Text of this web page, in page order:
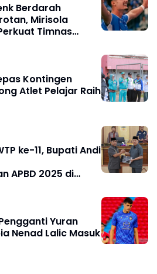
Berdarah
Mirisola
Timnas
Kontingen
Atlet Pelajar Raih
ke-11, Bupati Andi
APBD 2025 di
Yuran
Nenad Lalic Masuk